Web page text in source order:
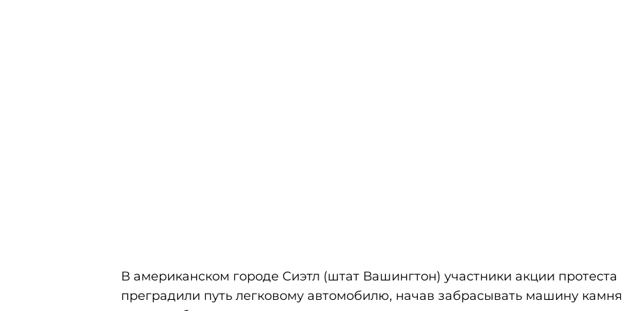
В американском городе Сиэтл (штат Вашингтон) участники акции протеста
преградили путь легковому автомобилю, начав забрасывать машину